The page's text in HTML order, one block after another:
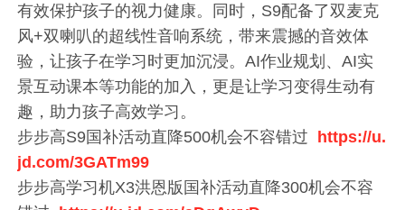
有效保护孩子的视力健康。同时，S9配备了双麦克
风+双喇叭的超线性音响系统，带来震撼的音效体
验，让孩子在学习时更加沉浸。AI作业规划、AI实
景互动课本等功能的加入，更是让学习变得生动有
趣，助力孩子高效学习。
步步高S9国补活动直降500机会不容错过 https://u.
jd.com/3GATm99
步步高学习机X3洪恩版国补活动直降300机会不容